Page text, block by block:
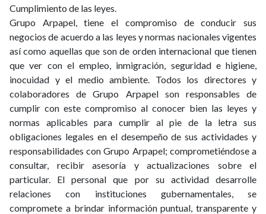
Cumplimiento de las leyes.
Grupo Arpapel, tiene el compromiso de conducir sus
negocios de acuerdo a las leyes y normas nacionales vigentes
así como aquellas que son de orden internacional que tienen
que ver con el empleo, inmigración, seguridad e higiene,
inocuidad y el medio ambiente. Todos los directores y
colaboradores de Grupo Arpapel son responsables de
cumplir con este compromiso al conocer bien las leyes y
normas aplicables para cumplir al pie de la letra sus
obligaciones legales en el desempeño de sus actividades y
responsabilidades con Grupo Arpapel; comprometiéndose a
consultar, recibir asesoría y actualizaciones sobre el
particular. El personal que por su actividad desarrolle
relaciones con instituciones gubernamentales, se
compromete a brindar información puntual, transparente y